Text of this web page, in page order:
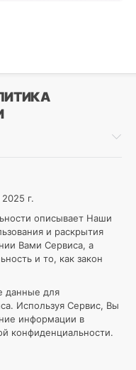
г.
описывает Наши
и раскрытия
Вами Сервиса, а
и то, как закон
данные для
Используя Сервис, Вы
информации в
конфиденциальности.